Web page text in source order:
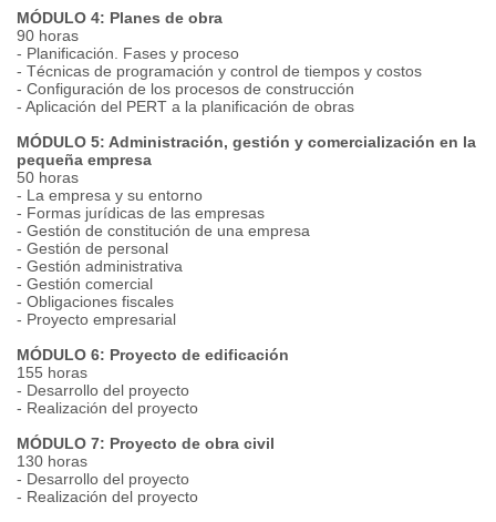
MÓDULO 4: Planes de obra
90 horas
- Planificación. Fases y proceso
- Técnicas de programación y control de tiempos y costos
- Configuración de los procesos de construcción
- Aplicación del PERT a la planificación de obras
MÓDULO 5: Administración, gestión y comercialización en la
pequeña empresa
50 horas
- La empresa y su entorno
- Formas jurídicas de las empresas
- Gestión de constitución de una empresa
- Gestión de personal
- Gestión administrativa
- Gestión comercial
- Obligaciones fiscales
- Proyecto empresarial
MÓDULO 6: Proyecto de edificación
155 horas
- Desarrollo del proyecto
- Realización del proyecto
MÓDULO 7: Proyecto de obra civil
130 horas
- Desarrollo del proyecto
- Realización del proyecto